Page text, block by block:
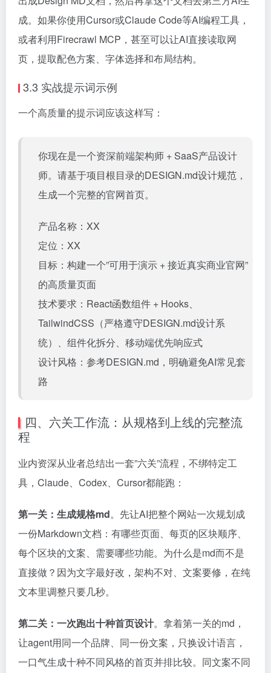
成。如果你使用Cursor或Claude Code等AI编程工具，
或者利用Firecrawl MCP，甚至可以让AI直接读取网
页，提取配色方案、字体选择和布局结构。
3.3 实战提示词示例
一个高质量的提示词应该这样写：
你现在是一个资深前端架构师 + SaaS产品设计
师。请基于项目根目录的DESIGN.md设计规范，
生成一个完整的官网首页。
产品名称：XX
定位：XX
目标：构建一个”可用于演示 + 接近真实商业官网”
的高质量页面
技术要求：React函数组件 + Hooks、
TailwindCSS（严格遵守DESIGN.md设计系
统）、组件化拆分、移动端优先响应式
设计风格：参考DESIGN.md，明确避免AI常见套
路
四、六关工作流：从规格到上线的完整流
程
业内资深从业者总结出一套”六关”流程，不绑特定工
具，Claude、Codex、Cursor都能跑：
第一关：生成规格md。先让AI把整个网站一次规划成
一份Markdown文档：有哪些页面、每页的区块顺序、
每个区块的文案、需要哪些功能。为什么是md而不是
直接做？因为文字最好改，架构不对、文案要修，在纯
文本里调整只要几秒。
第二关：一次跑出十种首页设计。拿着第一关的md，
让agent用同一个品牌、同一份文案，只换设计语言，
一口气生成十种不同风格的首页并排比较。同文案不同